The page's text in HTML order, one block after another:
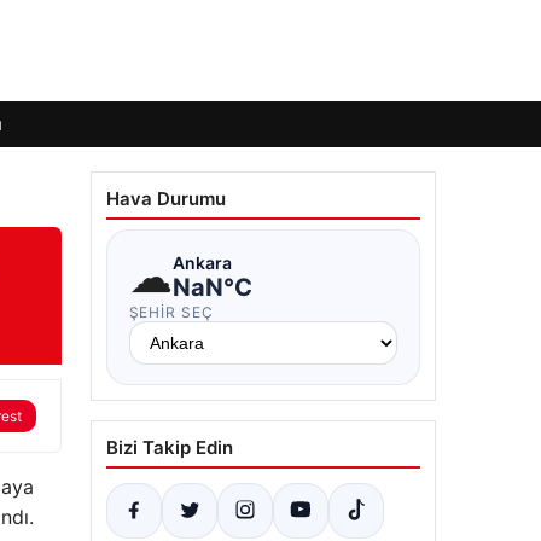
Hava Durumu
☁Ankara
NaN°C
ŞEHIR SEÇ
Bizi Takip Edin